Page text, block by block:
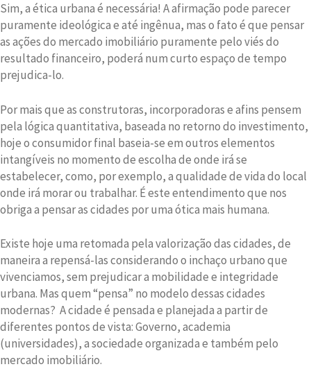
Sim, a ética urbana é necessária! A afirmação pode parecer
puramente ideológica e até ingênua, mas o fato é que pensar
as ações do mercado imobiliário puramente pelo viés do
resultado financeiro, poderá num curto espaço de tempo
prejudica-lo.
Por mais que as construtoras, incorporadoras e afins pensem
pela lógica quantitativa, baseada no retorno do investimento,
hoje o consumidor final baseia-se em outros elementos
intangíveis no momento de escolha de onde irá se
estabelecer, como, por exemplo, a qualidade de vida do local
onde irá morar ou trabalhar. É este entendimento que nos
obriga a pensar as cidades por uma ótica mais humana.
Existe hoje uma retomada pela valorização das cidades, de
maneira a repensá-las considerando o inchaço urbano que
vivenciamos, sem prejudicar a mobilidade e integridade
urbana. Mas quem “pensa” no modelo dessas cidades
modernas? A cidade é pensada e planejada a partir de
diferentes pontos de vista: Governo, academia
(universidades), a sociedade organizada e também pelo
mercado imobiliário.